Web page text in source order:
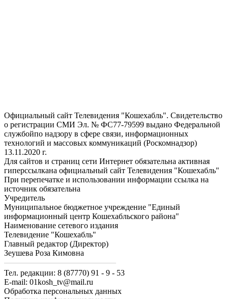
Официальный сайт Телевидения "Кошехабль". Свидетельство
о регистрации СМИ Эл. № ФС77-79599 выдано Федеральной
службойпо надзору в сфере связи, информационных
технологий и массовых коммуникаций (Роскомнадзор)
13.11.2020 г.
Для сайтов и страниц сети Интернет обязательна активная
гиперссылкана официальный сайт Телевидения "Кошехабль"
При перепечатке и использовании информации ссылка на
источник обязательна
Учредитель
Муниципальное бюджетное учреждение "Единый
информационный центр Кошехабльского района"
Наименование сетевого издания
Телевидение "Кошехабль"
Главный редактор (Директор)
Зеушева Роза Кимовна
Тел. редакции: 8 (87770) 91 - 9 - 53
E-mail: 01kosh_tv@mail.ru
Обработка персональных данных